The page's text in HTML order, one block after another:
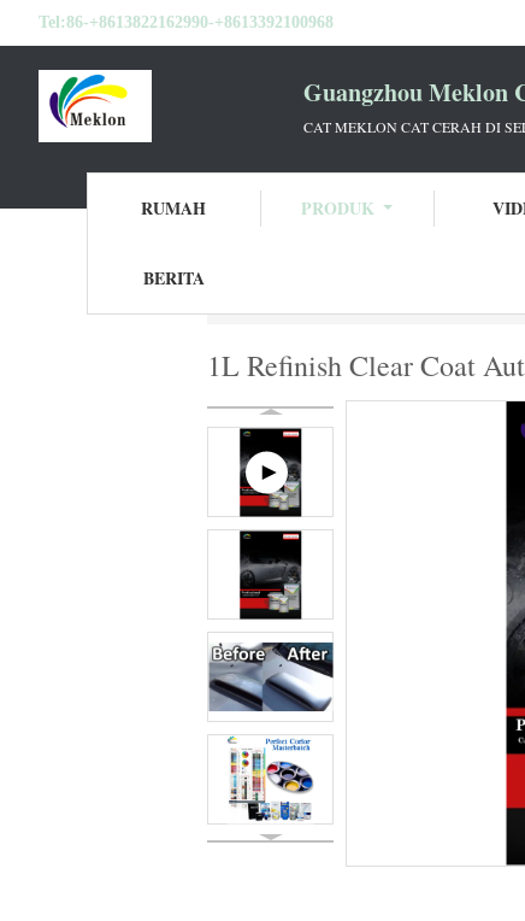
Tel:86-+8613822162990-+8613392100968
Guangzhou Meklon
CAT MEKLON CAT CERAH DI
RUMAH PRODUK
BERITA
1L Refinish Clear Coat